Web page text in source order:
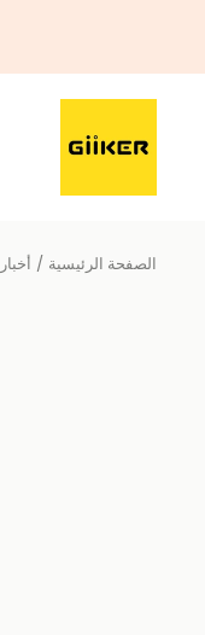
KSA
الصفحة الرئيسية أخبار